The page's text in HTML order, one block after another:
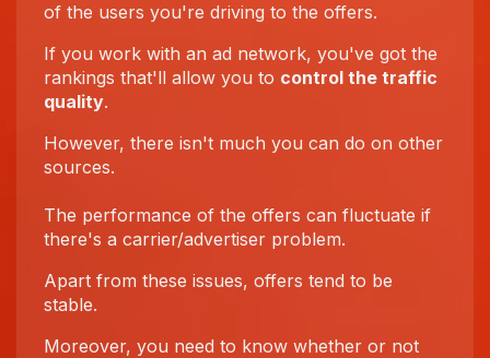
of the users you're driving to the offers.
If you work with an ad network, you've got the
rankings that'll allow you to control the traffic
quality.
However, there isn't much you can do on other
sources.
The performance of the offers can fluctuate if
there's a carrier/advertiser problem.
Apart from these issues, offers tend to be
stable.
Moreover, you need to know whether or not